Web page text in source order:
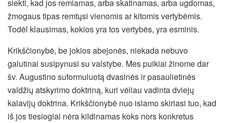
siekti, kad jos remiamas, arba skatinamas, arba ugdomas,
žmogaus tipas remtųsi vienomis ar kitomis vertybėmis.
Todėl klausimas, kokios yra tos vertybės, yra esminis.
Krikščionybė, be jokios abejonės, niekada nebuvo
galutinai susipynusi su valstybe. Mes puikiai žinome dar
šv. Augustino suformuluotą dvasinės ir pasaulietinės
valdžių atskyrimo doktriną, kuri vėliau vadinta dviejų
kalavijų doktrina. Krikščionybė nuo islamo skiriasi tuo, kad
iš jos tiesiogiai nėra kildinamas koks nors konkretus